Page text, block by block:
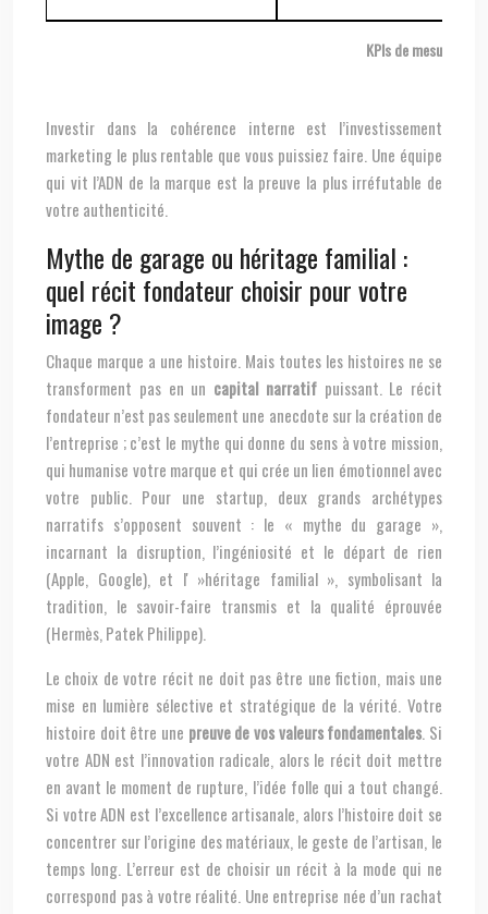
KPIs de mesure de
Investir dans la cohérence interne est l’investissement
marketing le plus rentable que vous puissiez faire. Une équipe
qui vit l’ADN de la marque est la preuve la plus irréfutable de
votre authenticité.
Mythe de garage ou héritage familial :
quel récit fondateur choisir pour votre
image ?
Chaque marque a une histoire. Mais toutes les histoires ne se
transforment pas en un capital narratifpuissant. Le récit
fondateur n’est pas seulement une anecdote sur la création de
l’entreprise ; c’est le mythe qui donne du sens à votre mission,
qui humanise votre marque et qui crée un lien émotionnel avec
votre public. Pour une startup, deux grands archétypes
narratifs s’opposent souvent : le « mythe du garage »,
incarnant la disruption, l’ingéniosité et le départ de rien
(Apple, Google), et l' »héritage familial », symbolisant la
tradition, le savoir-faire transmis et la qualité éprouvée
(Hermès, Patek Philippe).
Le choix de votre récit ne doit pas être une fiction, mais une
mise en lumière sélective et stratégique de la vérité. Votre
histoire doit être une preuve de vos valeurs fondamentales . Si
votre ADN est l’innovation radicale, alors le récit doit mettre
en avant le moment de rupture, l’idée folle qui a tout changé.
Si votre ADN est l’excellence artisanale, alors l’histoire doit se
concentrer sur l’origine des matériaux, le geste de l’artisan, le
temps long. L’erreur est de choisir un récit à la mode qui ne
correspond pas à votre réalité. Une entreprise née d’un rachat